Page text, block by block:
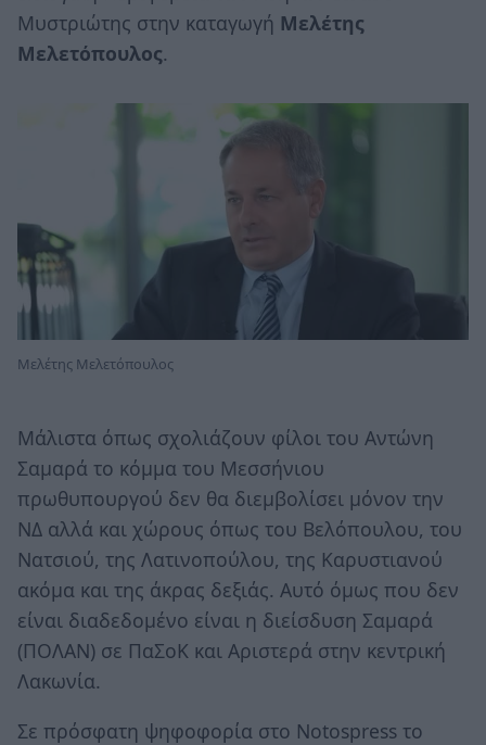
Μυστριώτης στην καταγωγή Μελέτης
Μελετόπουλος.
Μελέτης Μελετόπουλος
Μάλιστα όπως σχολιάζουν φίλοι του Αντώνη
Σαμαρά το κόμμα του Μεσσήνιου
πρωθυπουργού δεν θα διεμβολίσει μόνον την
ΝΔ αλλά και χώρους όπως του Βελόπουλου, του
Νατσιού, της Λατινοπούλου, της Καρυστιανού
ακόμα και της άκρας δεξιάς. Αυτό όμως που δεν
είναι διαδεδομένο είναι η διείσδυση Σαμαρά
(ΠΟΛΑΝ) σε ΠαΣοΚ και Αριστερά στην κεντρική
Λακωνία.
Σε πρόσφατη ψηφοφορία στο Notospress το